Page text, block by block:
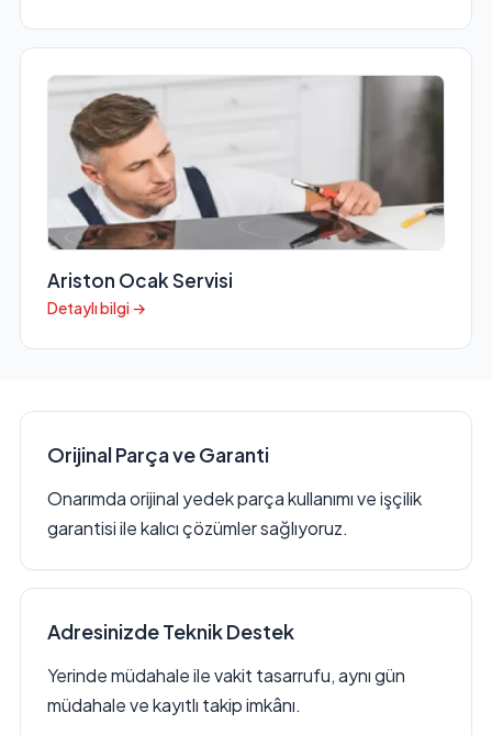
Ariston Ocak Servisi
Detaylı bilgi →
Orijinal Parça ve Garanti
Onarımda orijinal yedek parça kullanımı ve işçilik
garantisi ile kalıcı çözümler sağlıyoruz.
Adresinizde Teknik Destek
Yerinde müdahale ile vakit tasarrufu, aynı gün
müdahale ve kayıtlı takip imkânı.